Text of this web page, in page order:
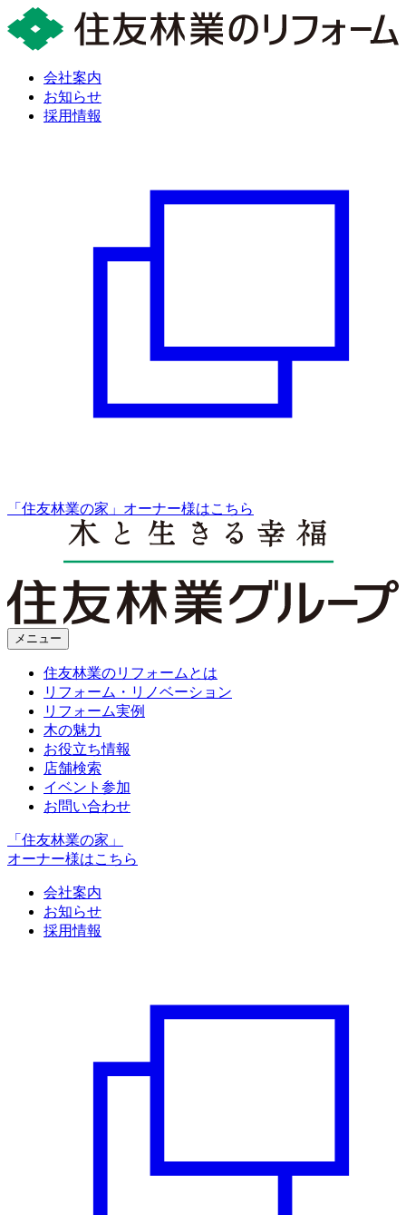
会社案内
お知らせ
採用情報
「住友林業の家」オーナー様はこちら
メニュー
住友林業のリフォームとは
リフォーム・リノベーション
リフォーム実例
木の魅力
お役立ち情報
店舗検索
イベント参加
お問い合わせ
「住友林業の家」
オーナー様はこちら
会社案内
お知らせ
採用情報